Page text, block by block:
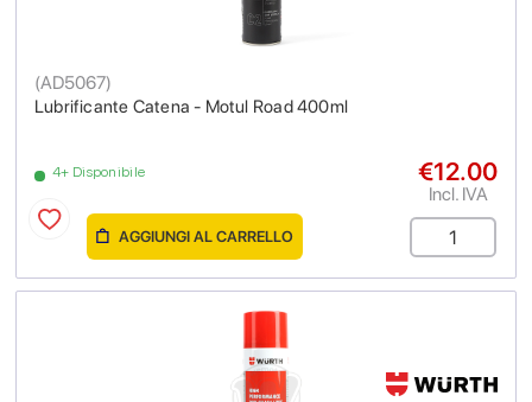
Lubrificante Catena - Motul Road 400ml
(AD5067)
4+ Disponibile €12.00
Incl. IVA
AGGIUNGI AL CARRELLO